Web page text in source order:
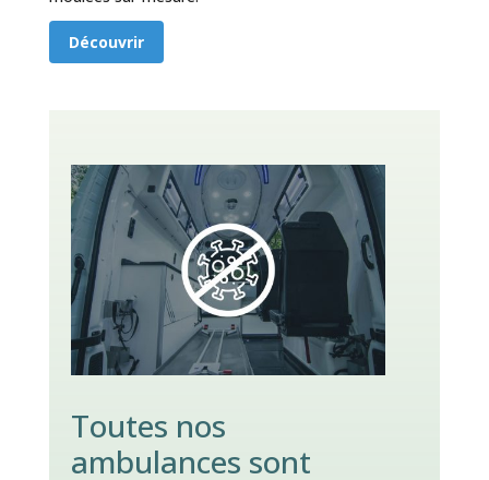
Découvrir
Toutes nos
ambulances sont